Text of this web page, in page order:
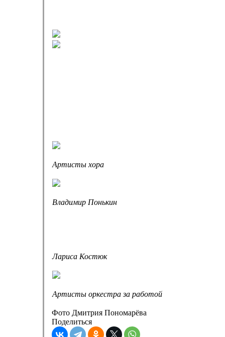
Артисты хора
Владимир Понькин
Лариса Костюк
Артисты оркестра за работой
Фото Дмитрия Пономарёва
Поделиться